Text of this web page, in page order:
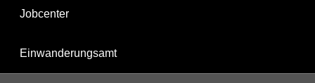
Jobcenter
Einwanderungsamt